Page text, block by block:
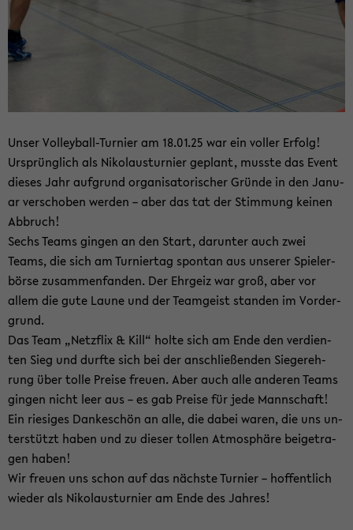
Unser Volleyball-​Turnier am 18.01.25 war ein vol­ler Er­folg!
Ur­sprüng­lich als Ni­ko­laus­tur­nier ge­plant, muss­te das Event
die­ses Jahr auf­grund or­ga­ni­sa­to­ri­scher Grün­de in den Ja­nu­
ar ver­scho­ben wer­den – aber das tat der Stim­mung kei­nen
Ab­bruch!
Sechs Teams gin­gen an den Start, dar­un­ter auch zwei
Teams, die sich am Tur­nier­tag spon­tan aus un­se­rer Spie­ler­
bör­se zu­sam­men­fan­den. Der Ehr­geiz war groß, aber vor
allem die gute Laune und der Team­geist stan­den im Vor­der­
grund.
Das Team „Netz­flix & Kill“ holte sich am Ende den ver­dien­
ten Sieg und durf­te sich bei der an­schlie­ßen­den Sie­ger­eh­
rung über tolle Prei­se freu­en. Aber auch alle an­de­ren Teams
gin­gen nicht leer aus – es gab Prei­se für jede Mann­schaft!
Ein rie­si­ges Dan­ke­schön an alle, die dabei waren, die uns un­
ter­stützt haben und zu die­ser tol­len At­mo­sphä­re bei­getra­
gen haben!
Wir freu­en uns schon auf das nächs­te Tur­nier – hof­fent­lich
wie­der als Ni­ko­laus­tur­nier am Ende des Jah­res!